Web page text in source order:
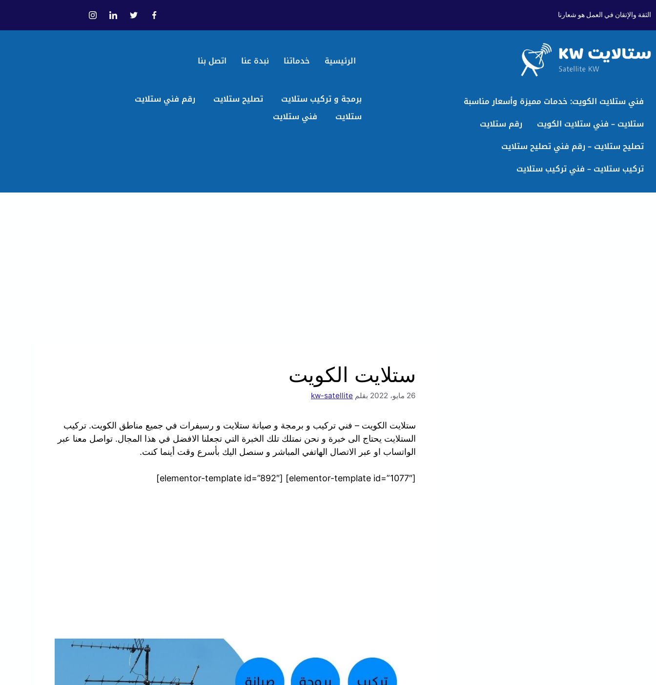
الثقة والإتقان في العمل هو شعارنا
الرئيسية خدماتنا نبدة عنا اتصل بنا
فني ستلايت الكويت: خدمات مميزة وأسعار مناسبة
ستلايت – فني ستلايت الكويت
رقم ستلايت
تصليح ستلايت – رقم فني تصليح ستلايت
تركيب ستلايت – فني تركيب ستلايت
برمجة و تركيب ستلايت تصليح ستلايت
رقم فني ستلايت
ستلايت
فني ستلايت
ستلايت الكويت
26 مايو، 2022 بقلم kw-satellite
ستلايت الكويت – فني تركيب و برمجة و صيانة ستلايت و رسيفرات في جميع مناطق الكويت. تركيب
الستلايت يحتاج الى خبرة و نحن نمتلك تلك الخبرة التي تجعلنا الافضل في هذا المجال. تواصل معنا عبر
الواتساب او عبر الاتصال الهاتفي المباشر و سنصل اليك بأسرع وقت أينما كنت.
[elementor-template id=”1077″] [elementor-template id=”892″]